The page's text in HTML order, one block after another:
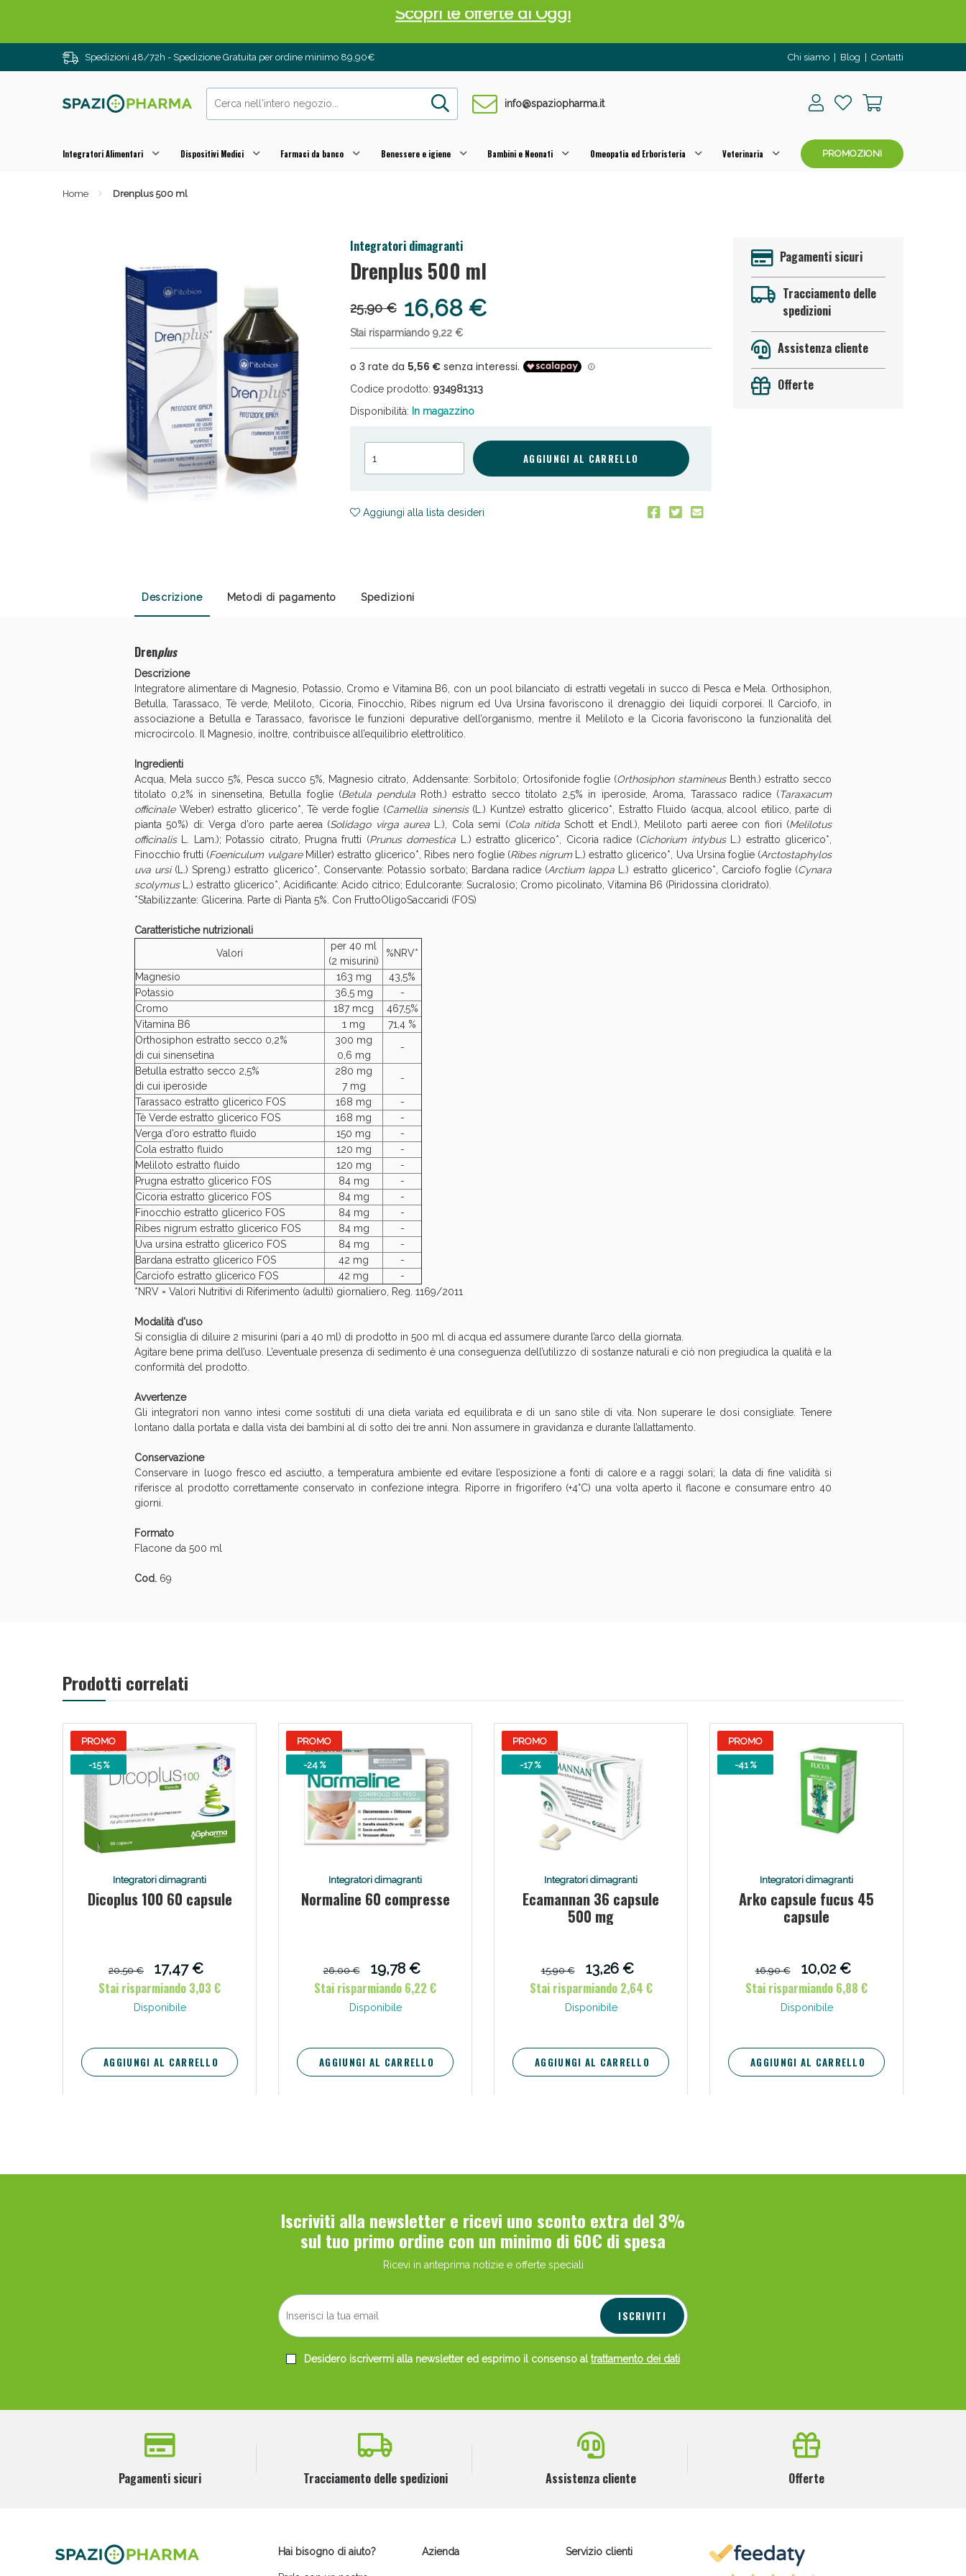
Spedizioni 48/72h - Spedizione Gratuita per ordine minimo 89,90€ Chi siamo Blog Contatti
info@spaziopharma.it
Integratori Alimentari Dispositivi Medici Farmaci da banco Benessere e igiene Bambini e Neonati Omeopatia ed Erboristeria Veterinaria PROMOZIONI
Home Drenplus 500 ml
Integratori dimagranti
Drenplus 500 ml
25,90 € 16,68 €
Stai risparmiando 9,22 €
Codice prodotto: 934981313
Disponibilità: In magazzino
AGGIUNGI AL CARRELLO
Aggiungi alla lista desideri
Pagamenti sicuri
Tracciamento delle
spedizioni
Assistenza cliente
Offerte
Descrizione Metodi di pagamento Spedizioni
Drenplus
Descrizione
Integratore alimentare di Magnesio, Potassio, Cromo e Vitamina B6, con un pool bilanciato di estratti vegetali in succo di Pesca e Mela. Orthosiphon,
Betulla, Tarassaco, Tè verde, Meliloto, Cicoria, Finocchio, Ribes nigrum ed Uva Ursina favoriscono il drenaggio dei liquidi corporei. Il Carciofo, in
associazione a Betulla e Tarassaco, favorisce le funzioni depurative dell’organismo, mentre il Meliloto e la Cicoria favoriscono la funzionalità del
microcircolo. Il Magnesio, inoltre, contribuisce all’equilibrio elettrolitico.
Ingredienti
Acqua, Mela succo 5%, Pesca succo 5%, Magnesio citrato, Addensante: Sorbitolo; Ortosifonide foglie (Orthosiphon stamineusBenth.) estratto secco
titolato 0,2% in sinensetina, Betulla foglie (Betula pendula Roth.) estratto secco titolato 2,5% in iperoside, Aroma, Tarassaco radice (Taraxacum
officinale Weber) estratto glicerico*, Tè verde foglie (Camellia sinensis (L.) Kuntze) estratto glicerico*, Estratto Fluido (acqua, alcool etilico, parte di
pianta 50%) di: Verga d’oro parte aerea (Solidago virga aurea L.), Cola semi (Cola nitidaSchott et Endl.), Meliloto parti aeree con fiori (Melilotus
officinalis L. Lam.); Potassio citrato, Prugna frutti (Prunus domestica L.) estratto glicerico*, Cicoria radice (Cichorium intybus L.) estratto glicerico*,
Finocchio frutti (Foeniculum vulgare Miller) estratto glicerico*, Ribes nero foglie (Ribes nigrumL.) estratto glicerico*, Uva Ursina foglie (Arctostaphylos
uva ursi(L.) Spreng.) estratto glicerico*, Conservante: Potassio sorbato; Bardana radice (Arctium Iappa L.) estratto glicerico*, Carciofo foglie (Cynara
scolymus L.) estratto glicerico*, Acidificante: Acido citrico; Edulcorante: Sucralosio; Cromo picolinato, Vitamina B6 (Piridossina cloridrato).
*Stabilizzante: Glicerina. Parte di Pianta 5%. Con FruttoOligoSaccaridi (FOS)
Caratteristiche nutrizionali
Valori
per 40 ml
(2 misurini)
%NRV*
Magnesio 163 mg
43,5%
Potassio
36,5 mg
-
Cromo
187 mcg
467,5%
Vitamina B6
1 mg
71,4 %
Orthosiphon estratto secco 0,2%
di cui sinensetina
300 mg
0,6 mg
-
Betulla estratto secco 2,5%
di cui iperoside
280 mg
7 mg
-
Tarassaco estratto glicerico FOS 168 mg
-
Tè Verde estratto glicerico FOS
168 mg
-
Verga d’oro estratto fluido
150 mg
-
Cola estratto fluido
120 mg
-
Meliloto estratto fluido
120 mg
-
Prugna estratto glicerico FOS
84 mg
-
Cicoria estratto glicerico FOS
84 mg
-
Finocchio estratto glicerico FOS
84 mg
-
Ribes nigrum estratto glicerico FOS
84 mg
-
Uva ursina estratto glicerico FOS
84 mg
-
Bardana estratto glicerico FOS
42 mg
-
Carciofo estratto glicerico FOS
42 mg
-
*NRV = Valori Nutritivi di Riferimento (adulti) giornaliero, Reg. 1169/2011
Modalità d'uso
Si consiglia di diluire 2 misurini (pari a 40 ml) di prodotto in 500 ml di acqua ed assumere durante l’arco della giornata.
Agitare bene prima dell’uso. L’eventuale presenza di sedimento è una conseguenza dell’utilizzo di sostanze naturali e ciò non pregiudica la qualità e la
conformità del prodotto.
Avvertenze
Gli integratori non vanno intesi come sostituti di una dieta variata ed equilibrata e di un sano stile di vita. Non superare le dosi consigliate. Tenere
lontano dalla portata e dalla vista dei bambini al di sotto dei tre anni. Non assumere in gravidanza e durante l’allattamento.
Conservazione
Conservare in luogo fresco ed asciutto, a temperatura ambiente ed evitare l’esposizione a fonti di calore e a raggi solari; la data di fine validità si
riferisce al prodotto correttamente conservato in confezione integra. Riporre in frigorifero (+4°C) una volta aperto il flacone e consumare entro 40
giorni.
Formato
Flacone da 500 ml
Cod. 69
Prodotti correlati
PROMO
-15 %
Integratori dimagranti
Dicoplus 100 60 capsule
20,50 €
17,47 €
Stai risparmiando 3,03 €
Disponibile
AGGIUNGI AL CARRELLO
PROMO
-24 %
Integratori dimagranti
Normaline 60 compresse
26,00 €
19,78 €
Stai risparmiando 6,22 €
Disponibile
AGGIUNGI AL CARRELLO
PROMO
-17 %
Integratori dimagranti
Ecamannan 36 capsule
500 mg
15,90 €
13,26 €
Stai risparmiando 2,64 €
Disponibile
AGGIUNGI AL CARRELLO
PROMO
-41 %
Integratori dimagranti
Arko capsule fucus 45
capsule
16,90 €
10,02 €
Stai risparmiando 6,88 €
Disponibile
AGGIUNGI AL CARRELLO
Iscriviti alla newsletter e ricevi uno sconto extra del 3%
sul tuo primo ordine con un minimo di 60€ di spesa
Ricevi in anteprima notizie e offerte speciali
ISCRIVITI
Desidero iscrivermi alla newsletter ed esprimo il consenso al trattamento dei dati
Pagamenti sicuri Tracciamento delle spedizioni Assistenza cliente Offerte
Hai bisogno di aiuto? Azienda Servizio clienti
Drenanti e Pancia Piatta: Sconti fino al 55% validi solo per OGGI!
Salini e Multivitaminici: oggi Sconto extra fino al 50%!
Anticellulite e Fanghi: Sconto fino al 40% valido oggi!
Sconto fino al 55% disponibile oggi!
Vie Urinarie e Prostata: Sconti fino al 45% oggi!